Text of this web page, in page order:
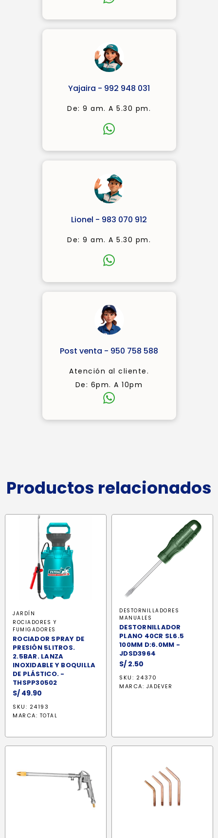
Yajaira - 992 948 031
De: 9 am. A 5.30 pm.
Lionel - 983 070 912
De: 9 am. A 5.30 pm.
Post venta - 950 758 588
Atención al cliente.
De: 6pm. A 10pm
Productos relacionados
JARDÍN
ROCIADORES Y
FUMIGADORES
ROCIADOR SPRAY DE
PRESIÓN 5LITROS.
2.5BAR. LANZA
INOXIDABLE Y BOQUILLA
DE PLÁSTICO. -
THSPP30502
S/ 49.90
SKU: 24193
MARCA: TOTAL
DESTORNILLADORES
MANUALES
DESTORNILLADOR
PLANO 40CR SL6.5
100MM D:6.0MM -
JDSD3964
S/ 2.50
SKU: 24370
MARCA: JADEVER